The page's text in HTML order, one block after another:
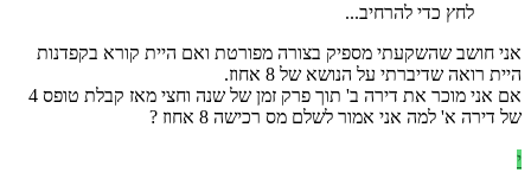
לחץ כדי להרחיב...
אני חושב שהשקעתי מספיק בצורה מפורטת ואם היית קורא בקפדנות
היית רואה שדיברתי על הנושא של 8 אחוז.
אם אני מוכר את דירה ב' תוך פרק זמן של שנה וחצי מאז קבלת טופס 4
של דירה א' למה אני אמור לשלם מס רכישה 8 אחוז ?
י